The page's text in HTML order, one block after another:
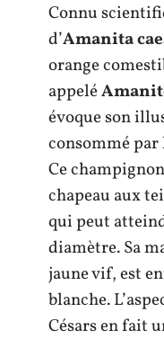
Connu
d’Amanita
orange
appelé
évoque son
consommé
Ce
chapeau aux
qui peut
diamètre. Sa
jaune vif, est
blanche.
Césars en fait